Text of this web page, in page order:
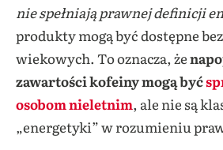
nie spełniają prawnej definicji
produkty mogą być dostępne
wiekowych. To oznacza, że
zawartości kofeiny mogą być
osobom nieletnim, ale nie są
„energetyki” w rozumieniu